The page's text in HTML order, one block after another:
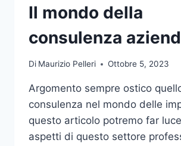
PER
L’ARREDO
GIARDINO
Il mondo della
consulenza
Di Maurizio Pelleri Ottobre 5, 2023
Argomento sempre ostico
consulenza nel mondo delle
questo articolo potremo far
aspetti di questo settore